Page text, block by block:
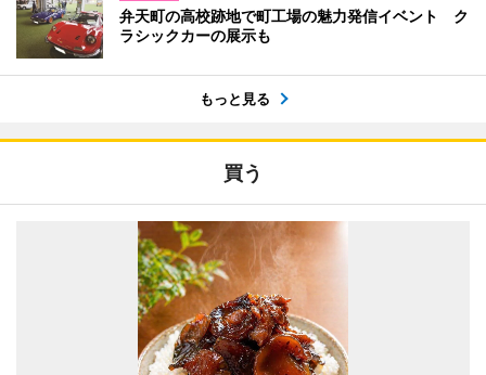
弁天町の高校跡地で町工場の魅力発信イベント ク
ラシックカーの展示も
もっと見る
買う